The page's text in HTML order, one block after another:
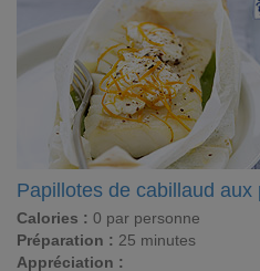
Papillotes de cabillaud aux
Calories : 0 par personne
Préparation : 25 minutes
Appréciation :